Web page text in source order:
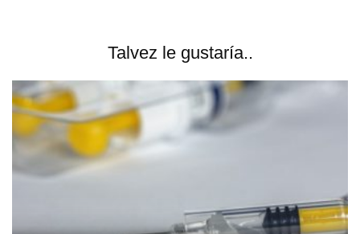
Talvez le gustaría..